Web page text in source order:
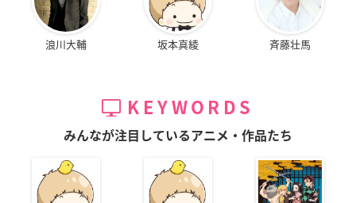
浪川大輔 坂本真綾 斉藤壮馬
KEYWORDS
みんなが注目しているアニメ・作品たち